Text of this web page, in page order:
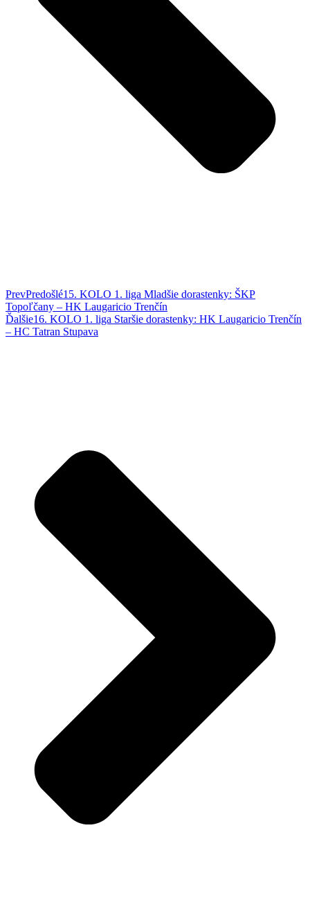
PrevPredošlé15. KOLO 1. liga Mladšie dorastenky: ŠKP
Topoľčany – HK Laugaricio Trenčín
Ďalšie16. KOLO 1. liga Staršie dorastenky: HK Laugaricio Trenčín
– HC Tatran Stupava